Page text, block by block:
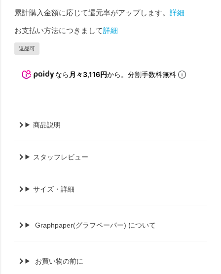
累計購入金額に応じて還元率がアップします。詳細
お支払い方法につきまして詳細
返品可
なら 月々3,116円から。分割手数料無料
商品説明
スタッフレビュー
サイズ・詳細
Graphpaper(グラフペーパー) について
お買い物の前に